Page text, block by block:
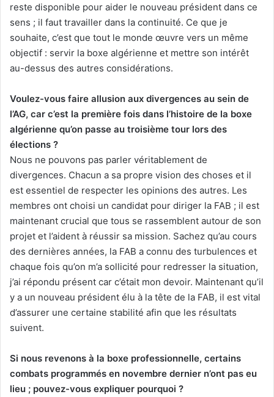
reste disponible pour aider le nouveau président dans ce
sens ; il faut travailler dans la continuité. Ce que je
souhaite, c’est que tout le monde œuvre vers un même
objectif : servir la boxe algérienne et mettre son intérêt
au-dessus des autres considérations.
Voulez-vous faire allusion aux divergences au sein de
l’AG, car c’est la première fois dans l’histoire de la boxe
algérienne qu’on passe au troisième tour lors des
élections ?
Nous ne pouvons pas parler véritablement de
divergences. Chacun a sa propre vision des choses et il
est essentiel de respecter les opinions des autres. Les
membres ont choisi un candidat pour diriger la FAB ; il est
maintenant crucial que tous se rassemblent autour de son
projet et l’aident à réussir sa mission. Sachez qu’au cours
des dernières années, la FAB a connu des turbulences et
chaque fois qu’on m’a sollicité pour redresser la situation,
j’ai répondu présent car c’était mon devoir. Maintenant qu’il
y a un nouveau président élu à la tête de la FAB, il est vital
d’assurer une certaine stabilité afin que les résultats
suivent.
Si nous revenons à la boxe professionnelle, certains
combats programmés en novembre dernier n’ont pas eu
lieu ; pouvez-vous expliquer pourquoi ?